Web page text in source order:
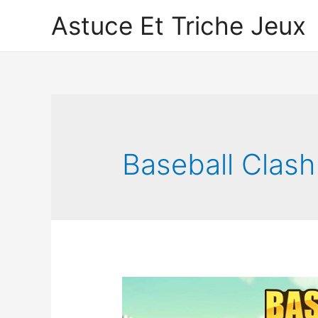
Astuce Et Triche Jeux
Baseball